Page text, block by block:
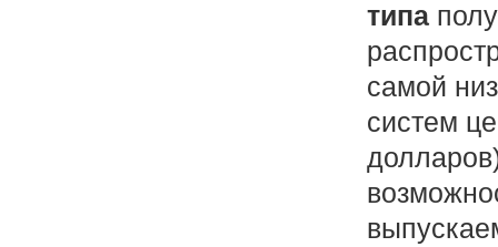
типа
самой
систем